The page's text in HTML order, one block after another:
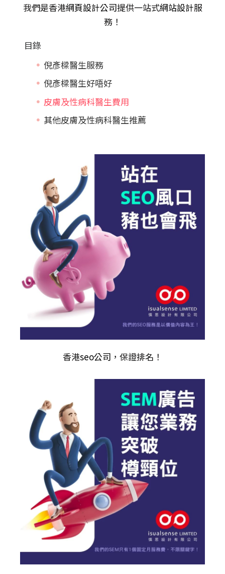
我們是香港網頁設計公司提供一站式網站設計服
務！
目錄
倪彥樑醫生服務
倪彥樑醫生好唔好
皮膚及性病科醫生費用
其他皮膚及性病科醫生推薦
香港seo公司 ，保證排名！